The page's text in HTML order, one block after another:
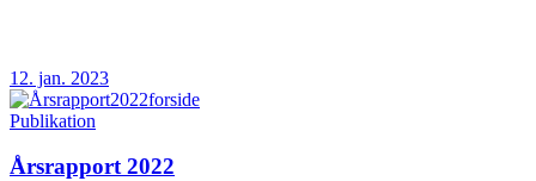
12. jan. 2023
Publikation
Årsrapport 2022